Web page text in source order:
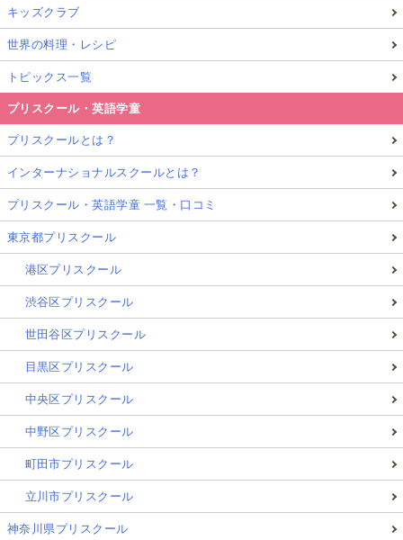
キッズクラブ
世界の料理・レシピ
トピックス一覧
プリスクール・英語学童
プリスクールとは？
インターナショナルスクールとは？
プリスクール・英語学童 一覧・口コミ
東京都プリスクール
港区プリスクール
渋谷区プリスクール
世田谷区プリスクール
目黒区プリスクール
中央区プリスクール
中野区プリスクール
町田市プリスクール
立川市プリスクール
神奈川県プリスクール